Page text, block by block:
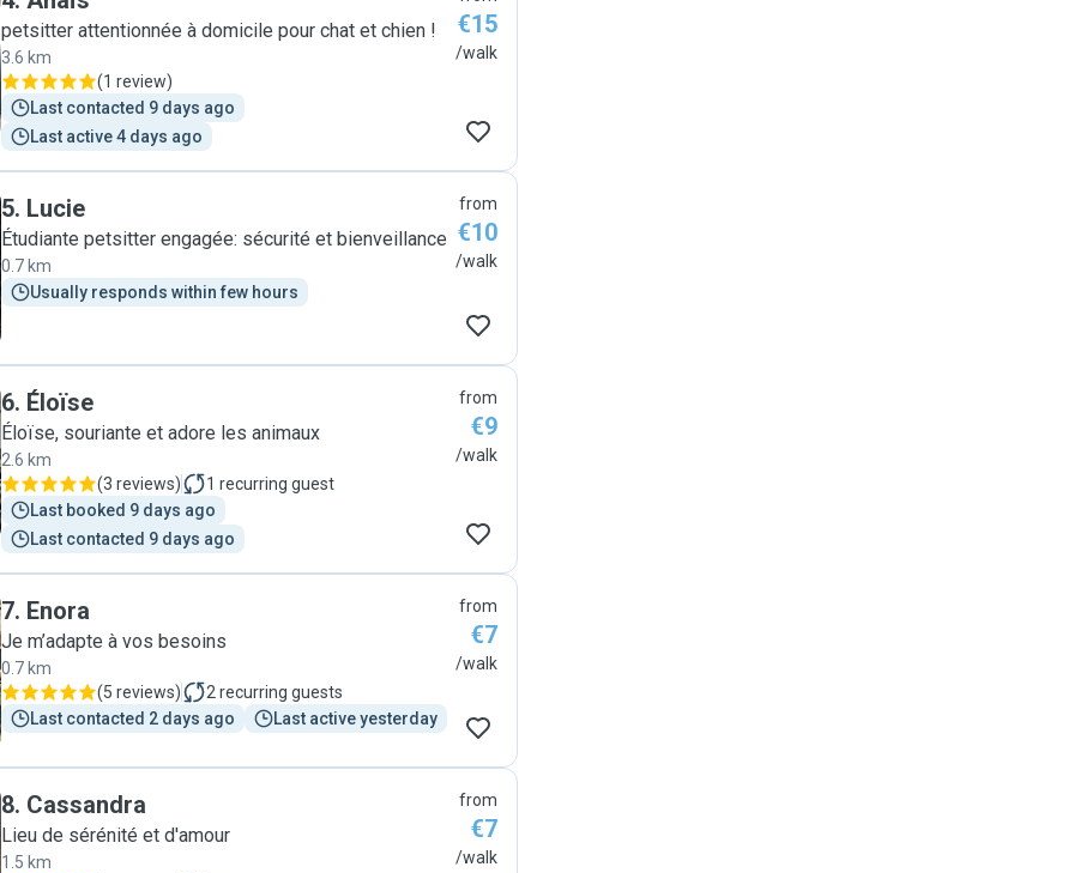
petsitter attentionnée à domicile pour chat et chien !
3.6 km
(1 review)
Last contacted 9 days ago
Last active 4 days ago
€15
/walk
5. Lucie
Étudiante petsitter engagée: sécurité et bienveillance
0.7 km
Usually responds within few hours
from
€10
/walk
6. Éloïse
Éloïse, souriante et adore les animaux
2.6 km
(3 reviews) 1 recurring guest
Last booked 9 days ago
Last contacted 9 days ago
from
€9
/walk
7. Enora
Je m’adapte à vos besoins
0.7 km
(5 reviews) 2 recurring guests
Last contacted 2 days ago
Last active yesterday
from
€7
/walk
8. Cassandra
Lieu de sérénité et d'amour
1.5 km
from
€7
/walk